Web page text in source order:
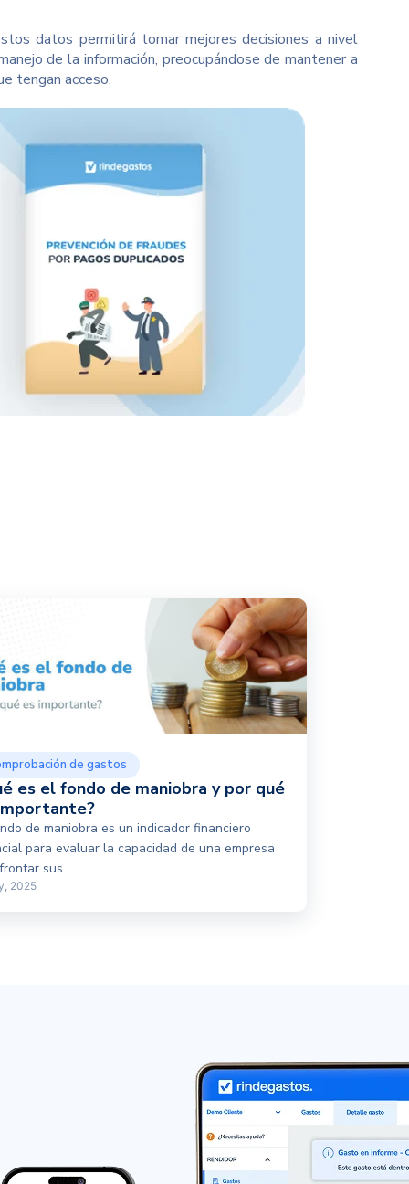
datos permitirá tomar mejores decisiones a nivel
de la información, preocupándose de mantener a
tengan acceso.
de gastos
es el fondo de maniobra y por qué
de maniobra es un indicador financiero
para evaluar la capacidad de una empresa
sus ...
2025